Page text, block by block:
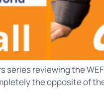
reviewing the
the opposite of